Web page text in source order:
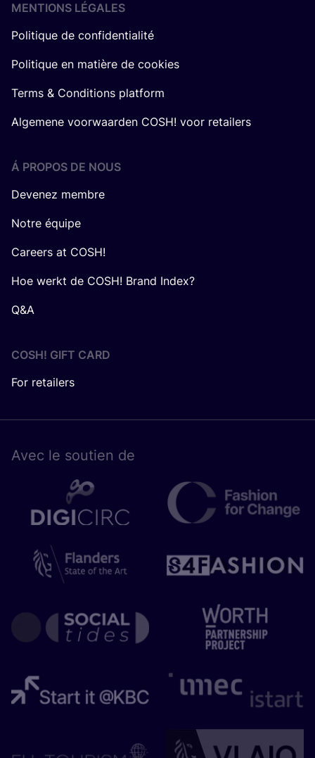
MENTIONS LÉGALES
Politique de confidentialité
Politique en matière de cookies
Terms & Conditions platform
Algemene voorwaarden COSH! voor retailers
Á PROPOS DE NOUS
Devenez membre
Notre équipe
Careers at COSH!
Hoe werkt de COSH! Brand Index?
Q&A
COSH! GIFT CARD
For retailers
Avec le sou­tien de